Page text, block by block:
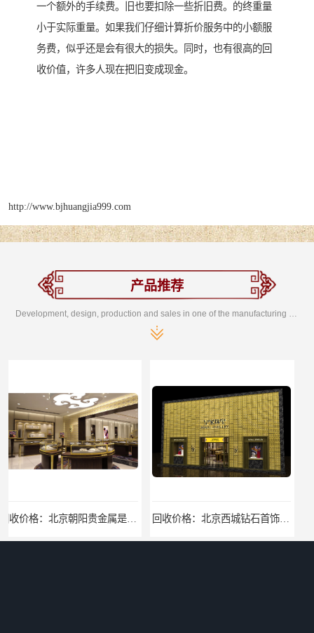
一个额外的手续费。旧也要扣除一些折旧费。的终重量
小于实际重量。如果我们仔细计算折价服务中的小额服
务费，似乎还是会有很大的损失。同时，也有很高的回
收价值，许多人现在把旧变成现金。
http://www.bjhuangjia999.com
产品推荐
回收价格：北京朝阳贵金属是怎么回收回收找哪家 回收价格：北京西城钻石首饰高价回收，当场结算回收找哪家